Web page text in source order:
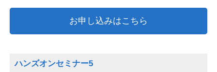
お申し込みはこちら
ハンズオンセミナー5